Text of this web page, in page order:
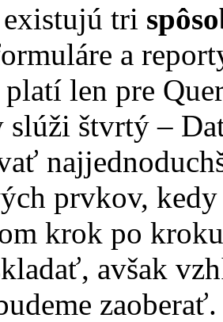
existujú tri
a
len pre
štvrtý –
prvkov,
krok po
avšak
zaoberať.